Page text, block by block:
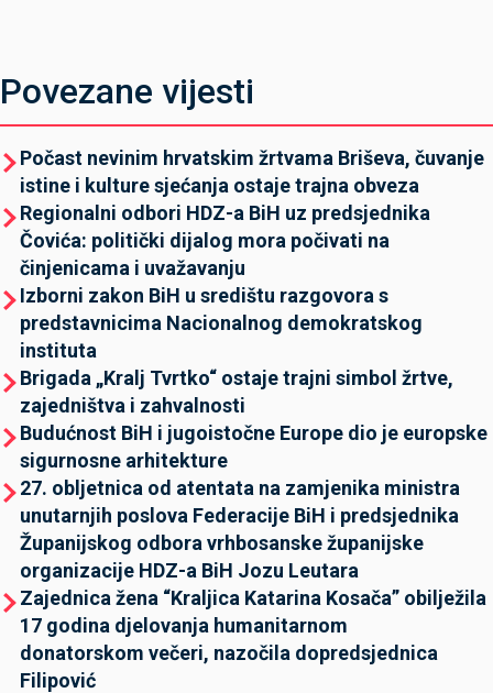
Povezane vijesti
Počast nevinim hrvatskim žrtvama Briševa, čuvanje
istine i kulture sjećanja ostaje trajna obveza
Regionalni odbori HDZ-a BiH uz predsjednika
Čovića: politički dijalog mora počivati na
činjenicama i uvažavanju
Izborni zakon BiH u središtu razgovora s
predstavnicima Nacionalnog demokratskog
instituta
Brigada „Kralj Tvrtko“ ostaje trajni simbol žrtve,
zajedništva i zahvalnosti
Budućnost BiH i jugoistočne Europe dio je europske
sigurnosne arhitekture
27. obljetnica od atentata na zamjenika ministra
unutarnjih poslova Federacije BiH i predsjednika
Županijskog odbora vrhbosanske županijske
organizacije HDZ-a BiH Jozu Leutara
Zajednica žena “Kraljica Katarina Kosača” obilježila
17 godina djelovanja humanitarnom
donatorskom večeri, nazočila dopredsjednica
Filipović